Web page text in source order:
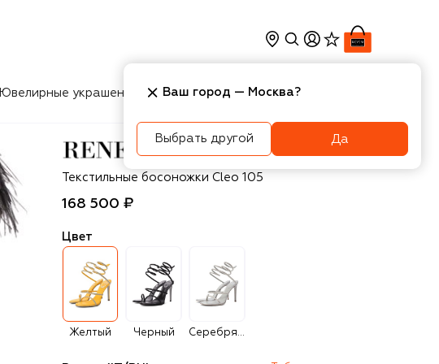
Ювелирные украшения Косметика Интерьер
Rene Caovilla
Текстильные босоножки Cleo 105
168 500 ₽
Цвет
Желтый Черный Серебряный
Ваш город — Москва?
Выбрать другой Да